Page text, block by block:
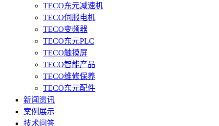
TECO东元减速机
TECO伺服电机
TECO变频器
TECO东元PLC
TECO触摸屏
TECO智能产品
TECO维修保养
TECO东元配件
新闻资讯
案例展示
技术问答